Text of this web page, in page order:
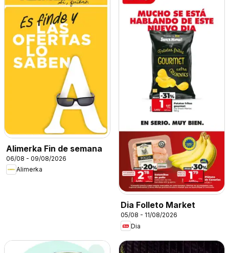
Alimerka Fin de semana
06/08 - 09/08/2026
Alimerka
Dia Folleto Market
05/08 - 11/08/2026
Dia